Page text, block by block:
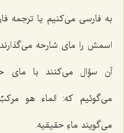
به فارسى مى‌كنیم یا ترجمه
اسمش را ماى شارحه مى‌گذارند.
آن سؤال مى‌كنند با ماى
مى‌گوئیم كه: الماء هو
مى‌گویند ماءِ حقیقیه.